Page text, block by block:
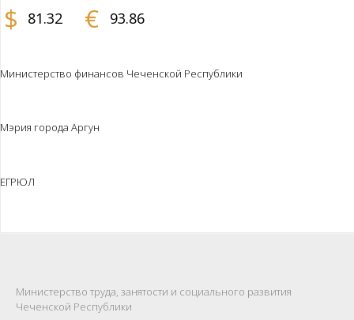
$ 81.32 € 93.86
Министерство финансов Чеченской Республики
Мэрия города Аргун
ЕГРЮЛ
Министерство труда, занятости и социального развития
Чеченской Республики